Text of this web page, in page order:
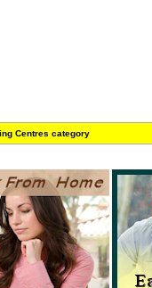
Centres category